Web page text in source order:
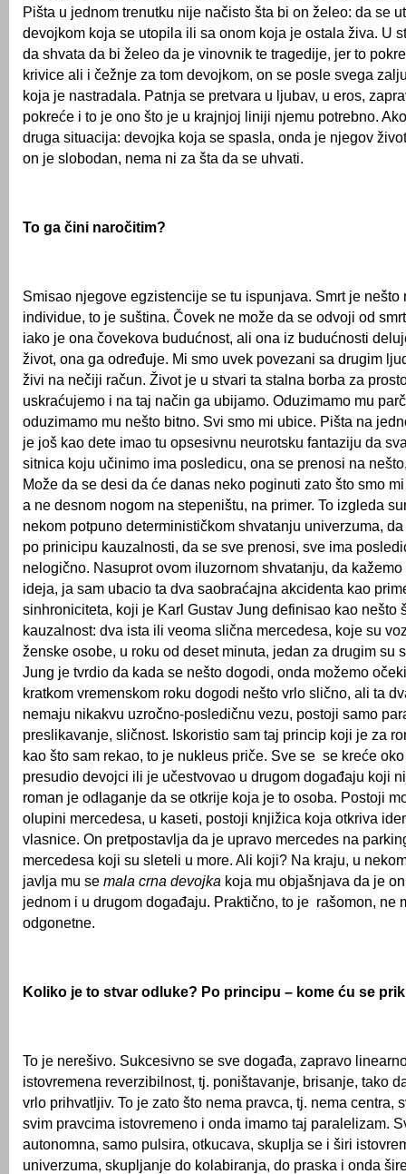
Pišta u jednom trenutku nije načisto šta bi on želeo: da se
devojkom koja se utopila ili sa onom koja je ostala živa. U
da shvata da bi želeo da je vinovnik te tragedije, jer to
krivice ali i čežnje za tom devojkom, on se posle svega
koja je nastradala. Patnja se pretvara u ljubav, u eros,
pokreće i to je ono što je u krajnjoj liniji njemu potrebno.
druga situacija: devojka koja se spasla, onda je njegov
on je slobodan, nema ni za šta da se uhvati.
To ga čini naročitim?
Smisao njegove egzistencije se tu ispunjava. Smrt je nešto
individue, to je suština. Čovek ne može da se odvoji od
iako je ona čovekova budućnost, ali ona iz budućnosti
život, ona ga određuje. Mi smo uvek povezani sa drugim
živi na nečiji račun. Život je u stvari ta stalna borba za
uskraćujemo i na taj način ga ubijamo. Oduzimamo mu
oduzimamo mu nešto bitno. Svi smo mi ubice. Pišta na
je još kao dete imao tu opsesivnu neurotsku fantaziju da
sitnica koju učinimo ima posledicu, ona se prenosi na
Može da se desi da će danas neko poginuti zato što smo
a ne desnom nogom na stepeništu, na primer. To izgleda
nekom potpuno determinističkom shvatanju univerzuma,
po prinicipu kauzalnosti, da se sve prenosi, sve ima
nelogično. Nasuprot ovom iluzornom shvatanju, da
ideja, ja sam ubacio ta dva saobraćajna akcidenta kao
sinhroniciteta, koji je Karl Gustav Jung definisao kao nešto
kauzalnost: dva ista ili veoma slična mercedesa, koje su
ženske osobe, u roku od deset minuta, jedan za drugim su
Jung je tvrdio da kada se nešto dogodi, onda možemo
kratkom vremenskom roku dogodi nešto vrlo slično, ali ta
nemaju nikakvu uzročno-posledičnu vezu, postoji samo
preslikavanje, sličnost. Iskoristio sam taj princip koji je za
kao što sam rekao, to je nukleus priče. Sve se se kreće
presudio devojci ili je učestvovao u drugom događaju koji
roman je odlaganje da se otkrije koja je to osoba. Postoji
olupini mercedesa, u kaseti, postoji knjižica koja otkriva
vlasnice. On pretpostavlja da je upravo mercedes na
mercedesa koji su sleteli u more. Ali koji? Na kraju, u
javlja mu se mala crna devojka koja mu objašnjava da je
jednom i u drugom događaju. Praktično, to je rašomon, ne
odgonetne.
Koliko je to stvar odluke? Po principu – kome ću se
To je nerešivo. Sukcesivno se sve događa, zapravo
istovremena reverzibilnost, tj. poništavanje, brisanje, tako
vrlo prihvatljiv. To je zato što nema pravca, tj. nema centra,
svim pravcima istovremeno i onda imamo taj paralelizam.
autonomna, samo pulsira, otkucava, skuplja se i širi
univerzuma, skupljanje do kolabiranja, do praska i onda